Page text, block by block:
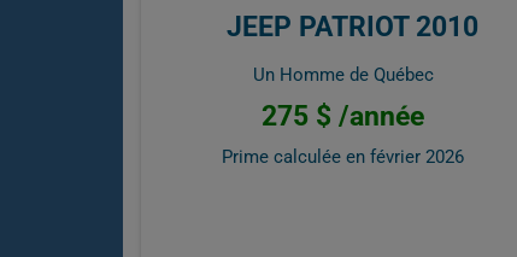
JEEP PATRIOT 2010
Un Homme de Québec
275 $ /année
Prime calculée en février 2026